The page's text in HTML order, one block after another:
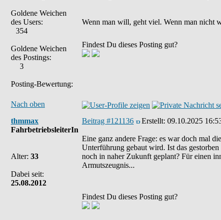
Goldene Weichen
des Users:
354
Goldene Weichen
des Postings:
3
Posting-Bewertung:
Wenn man will, geht viel. Wenn man nicht
Findest Du dieses Posting gut?
Nach oben
thmmax
FahrbetriebsleiterIn
Alter: 33
Dabei seit:
25.08.2012
Beitrag #121136 Erstellt: 09.10.2025
Eine ganz andere Frage: es war doch mal
Unterführung gebaut wird. Ist das
noch in naher Zukunft geplant? Für einen
Armutszeugnis...
Findest Du dieses Posting gut?